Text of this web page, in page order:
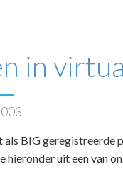
in
als BIG geregistreerde
hieronder uit een van